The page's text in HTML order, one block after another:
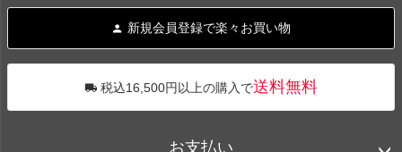
へ
新規会員登録で楽々お買い物
税込16,500円以上の購入で送料無料
お支払い